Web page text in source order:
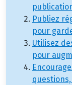
Publiez
pour
Utilisez
pour